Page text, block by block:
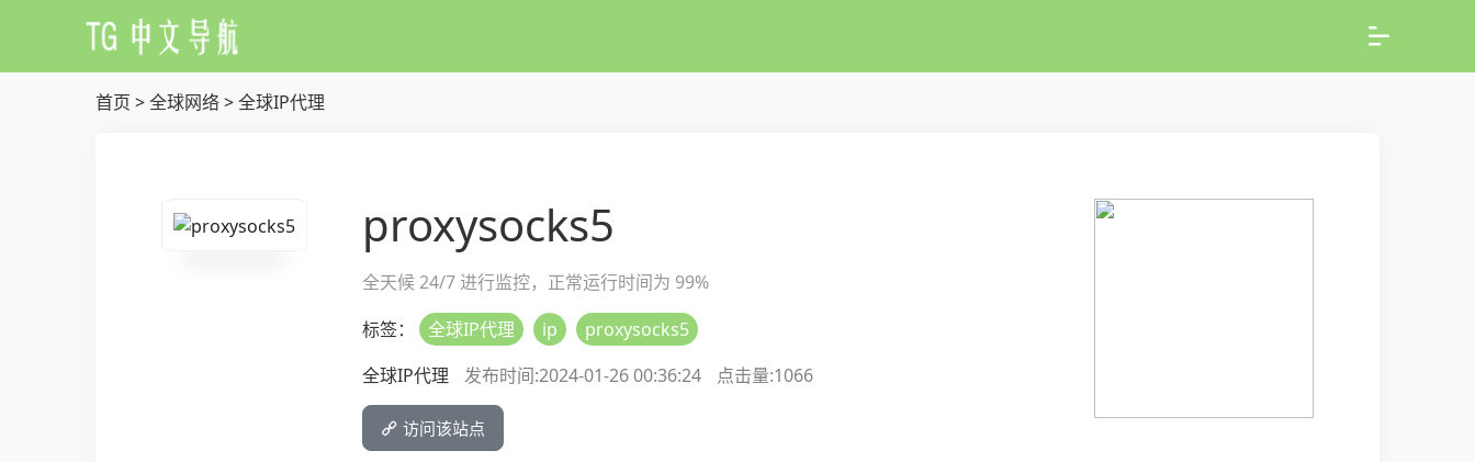
首页 >全球网络>全球IP代理
proxysocks5
全天候 24/7 进行监控，正常运行时间为 99%
标签：
全球IP代理 ip
proxysocks5
全球IP代理
发布时间:2024-01-26 00:36:24 点击量:1066
访问该站点